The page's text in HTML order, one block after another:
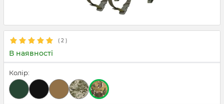
( 2 )
В наявності
Колір: